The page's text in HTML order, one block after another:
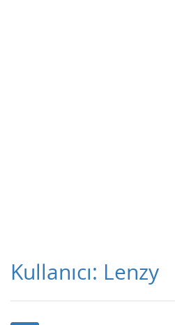
Kullanıcı: Lenzy